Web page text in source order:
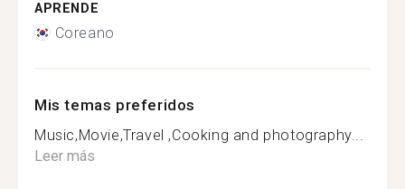
APRENDE
Coreano
Mis temas preferidos
Music,Movie,Travel ,Cooking and photography...
Leer más